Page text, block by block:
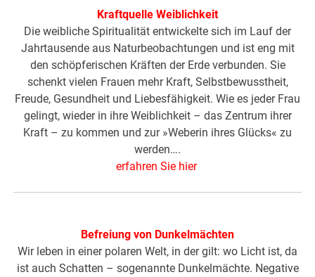
Kraftquelle Weiblichkeit
Die weibliche Spiritualität entwickelte sich im Lauf der
Jahrtausende aus Naturbeobachtungen und ist eng mit
den schöpferischen Kräften der Erde verbunden. Sie
schenkt vielen Frauen mehr Kraft, Selbstbewusstheit,
Freude, Gesundheit und Liebesfähigkeit. Wie es jeder Frau
gelingt, wieder in ihre Weiblichkeit – das Zentrum ihrer
Kraft – zu kommen und zur »Weberin ihres Glücks« zu
werden….
erfahren Sie hier
Befreiung von Dunkelmächten
Wir leben in einer polaren Welt, in der gilt: wo Licht ist, da
ist auch Schatten – sogenannte Dunkelmächte. Negative